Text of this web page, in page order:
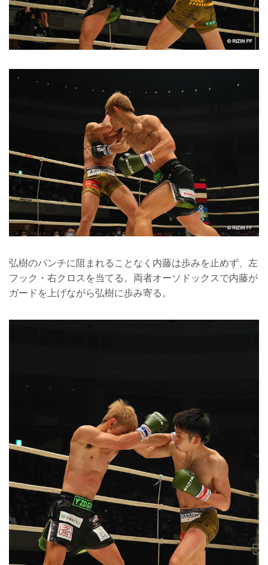
弘樹のパンチに阻まれることなく内藤は歩みを止めず、左
フック・右クロスを当てる。両者オーソドックスで内藤が
ガードを上げながら弘樹に歩み寄る。